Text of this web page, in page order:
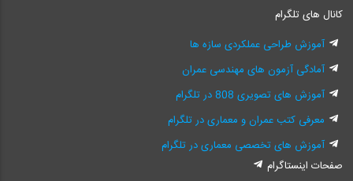
کانال های تلگرام
آموزش طراحی عملکردی سازه ها
آمادگی آزمون های مهندسی عمران
آموزش های تصویری 808 در تلگرام
معرفی کتب عمران و معماری در تلگرام
آموزش های تخصصی معماری در تلگرام
صفحات اینستاگرام